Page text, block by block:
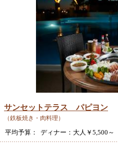
サンセットテラス パピヨン
（鉄板焼き・肉料理）
平均予算： ディナー：大人￥5,500～